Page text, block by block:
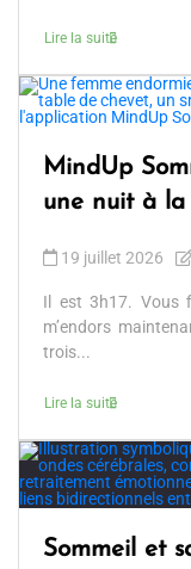
Lire la suite
MindUp
une nuit à la
19 juillet 2026
Il est 3h17. Vous
m’endors
trois...
Lire la suite
Sommeil et